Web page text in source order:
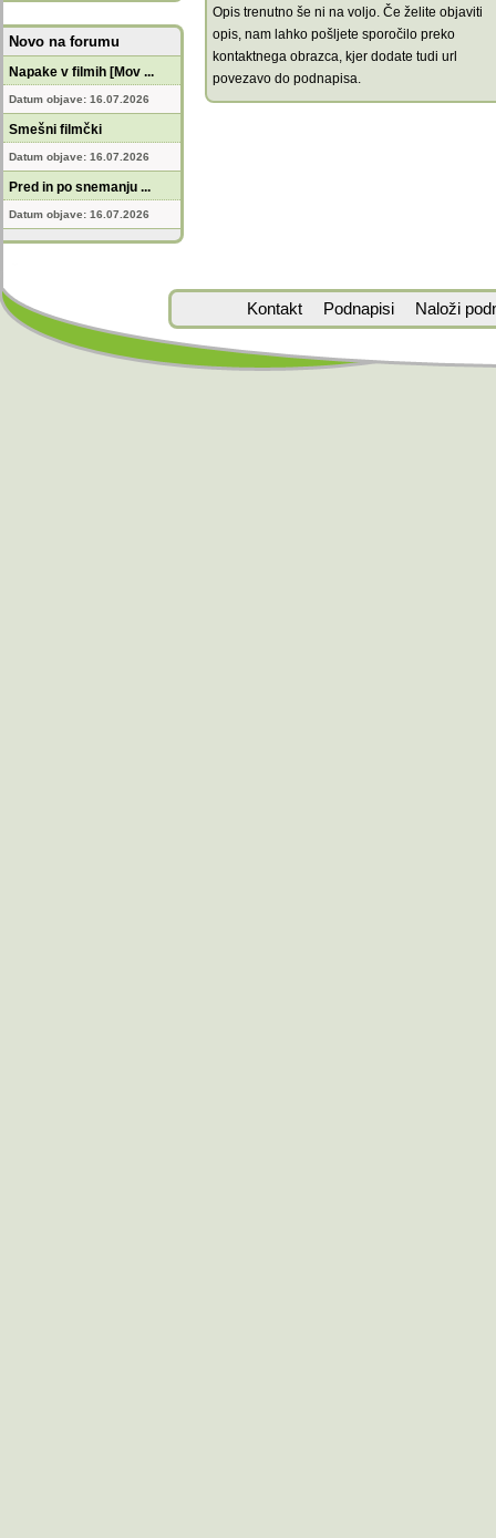
Novo na forumu
Napake v filmih [Mov ...
Datum objave: 16.07.2026
Smešni filmčki
Datum objave: 16.07.2026
Pred in po snemanju ...
Datum objave: 16.07.2026
Opis trenutno še ni na voljo. Če želite objaviti
opis, nam lahko pošljete sporočilo preko
kontaktnega obrazca, kjer dodate tudi url
povezavo do podnapisa.
Kontakt Podnapisi Naloži